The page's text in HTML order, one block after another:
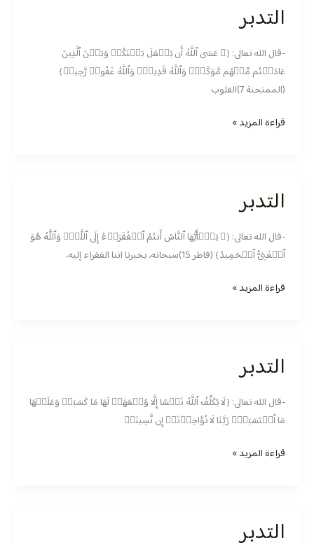
التدبر
-قال الله تعالى: ﴿۞ عَسَى ٱللَّهُ أَن یَجۡعَلَ بَیۡنَكُمۡ وَبَیۡنَ ٱلَّذِینَ
عَادَیۡتُم مِّنۡهُم مَّوَدَّةࣰۚ وَٱللَّهُ قَدِیرࣱۚ وَٱللَّهُ غَفُورࣱ رَّحِیمࣱ﴾
(الممتحنة 7)القلوب
التدبر
قراءة المزيد »
التدبر
-قال الله تعالى: ﴿۞ یَـٰۤأَیُّهَا ٱلنَّاسُ أَنتُمُ ٱلۡفُقَرَاۤءُ إِلَى ٱللَّهِۖ وَٱللَّهُ هُوَ
ٱلۡغَنِیُّ ٱلۡحَمِیدُ﴾ (فاطر 15)سبحانه، يخبرنا اننا الفقراء إليه،
التدبر
قراءة المزيد »
التدبر
-قال الله تعالى: ﴿لَا یُكَلِّفُ ٱللَّهُ نَفۡسًا إِلَّا وُسۡعَهَاۚ لَهَا مَا كَسَبَتۡ وَعَلَیۡهَا
مَا ٱكۡتَسَبَتۡۗ رَبَّنَا لَا تُؤَاخِذۡنَاۤ إِن نَّسِینَاۤ
التدبر
قراءة المزيد »
التدبر
التدبر